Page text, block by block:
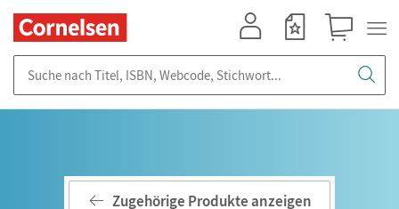
Zugehörige Produkte anzeigen